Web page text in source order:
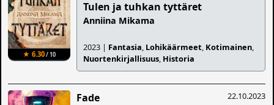
★ 6.30/ 10
Tulen ja tuhkan tyttäret
Anniina Mikama
2023 | Fantasia, Lohikäärmeet, Kotimainen,
Nuortenkirjallisuus, Historia
22.10.2023
Fade